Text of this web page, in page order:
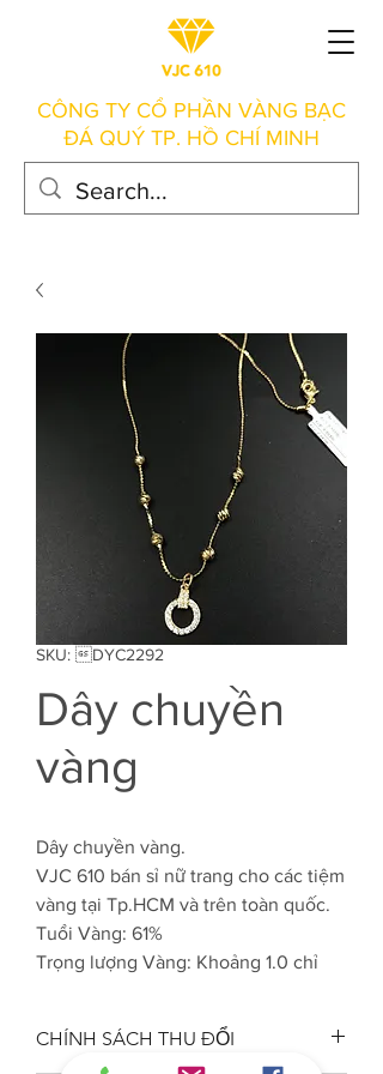
CÔNG TY CỔ PHẦN VÀNG BẠC
ĐÁ QUÝ TP. HỒ CHÍ MINH
SKU: DYC2292
Dây chuyền
vàng
Dây chuyền vàng.
VJC 610 bán sỉ nữ trang cho các tiệm
vàng tại Tp.HCM và trên toàn quốc.
Tuổi Vàng: 61%
Trọng lượng Vàng: Khoảng 1.0 chỉ
CHÍNH SÁCH THU ĐỔI